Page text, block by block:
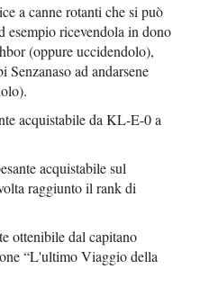
a canne rotanti che si può
esempio ricevendola in dono
(oppure uccidendolo),
ad andarsene
acquistabile da KL-E-0 a
acquistabile sul
raggiunto il rank di
ottenibile dal capitano
“L'ultimo Viaggio della